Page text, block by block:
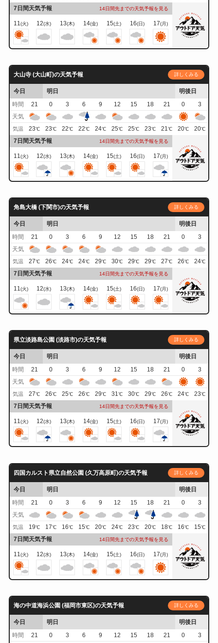
7日間天気予報 14日間先までの天気予報を見る
11(火) 12(水) 13(木) 14(金) 15(土) 16(日) 17(月)
大山寺 (大山町)の天気予報 詳しくみる
今日 明日
明後日
時間
21 0 3 6 9 12 15 18 21 0
3
天気
気温 23℃ 23℃ 22℃ 22℃ 24℃ 25℃ 25℃ 23℃ 21℃ 20℃ 20℃
7日間天気予報 14日間先までの天気予報を見る
11(火) 12(水) 13(木) 14(金) 15(土) 16(日) 17(月)
角島大橋 (下関市)の天気予報 詳しくみる
今日 明日
明後日
時間
21 0 3 6 9 12 15 18 21 0
3
天気
気温 27℃ 26℃ 24℃ 24℃ 29℃ 30℃ 29℃ 29℃ 27℃ 26℃ 24℃
7日間天気予報 14日間先までの天気予報を見る
11(火) 12(水) 13(木) 14(金) 15(土) 16(日) 17(月)
県立淡路島公園 (淡路市)の天気予報 詳しくみる
今日 明日
明後日
時間
21 0 3 6 9 12 15 18 21 0
3
天気
気温 27℃ 26℃ 25℃ 26℃ 29℃ 31℃ 30℃ 29℃ 26℃ 24℃ 23℃
7日間天気予報 14日間先までの天気予報を見る
11(火) 12(水) 13(木) 14(金) 15(土) 16(日) 17(月)
四国カルスト県立自然公園 (久万高原町)の天気予報 詳しくみる
今日 明日
明後日
時間
21 0 3 6 9 12 15 18 21 0
3
天気
気温 19℃ 17℃ 16℃ 15℃ 20℃ 24℃ 23℃ 20℃ 18℃ 16℃ 15℃
7日間天気予報 14日間先までの天気予報を見る
11(火) 12(水) 13(木) 14(金) 15(土) 16(日) 17(月)
海の中道海浜公園 (福岡市東区)の天気予報 詳しくみる
今日 明日
明後日
時間
21 0 3 6 9 12 15 18 21 0
3